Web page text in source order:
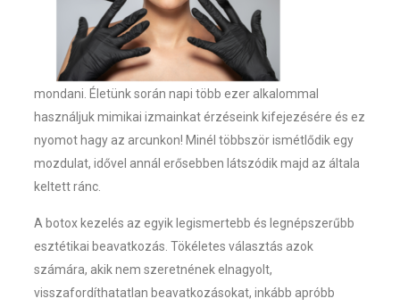
mondani. Életünk során napi több ezer alkalommal
használjuk mimikai izmainkat érzéseink kifejezésére és ez
nyomot hagy az arcunkon! Minél többször ismétlődik egy
mozdulat, idővel annál erősebben látszódik majd az általa
keltett ránc.
A botox kezelés az egyik legismertebb és legnépszerűbb
esztétikai beavatkozás. Tökéletes választás azok
számára, akik nem szeretnének elnagyolt,
visszafordíthatatlan beavatkozásokat, inkább apróbb